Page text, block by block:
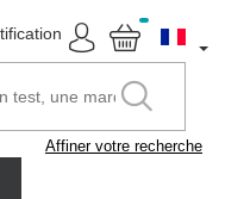
Affiner votre recherche